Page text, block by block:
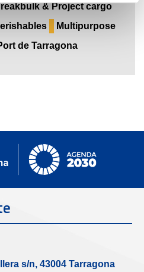
& Project cargo
Multipurpose
de Tarragona
s/n, 43004 Tarragona